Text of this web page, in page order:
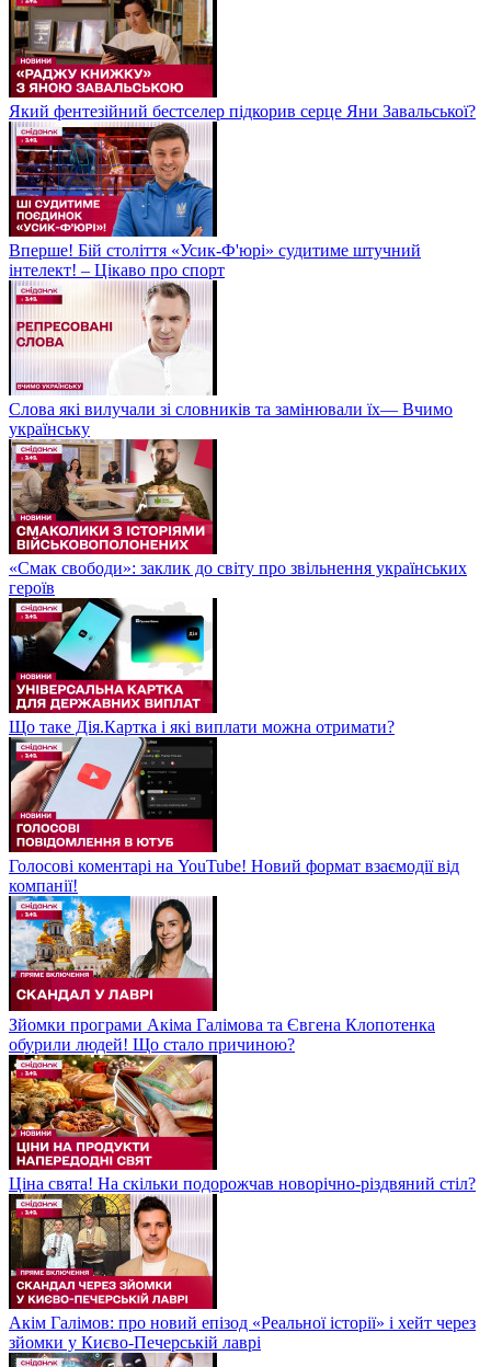
Який фентезійний бестселер підкорив серце Яни Завальської?
Вперше! Бій століття «Усик-Ф'юрі» судитиме штучний
інтелект! – Цікаво про спорт
Слова які вилучали зі словників та замінювали їх— Вчимо
українську
«Смак свободи»: заклик до світу про звільнення українських
героїв
Що таке Дія.Картка і які виплати можна отримати?
Голосові коментарі на YouTube! Новий формат взаємодії від
компанії!
Зйомки програми Акіма Галімова та Євгена Клопотенка
обурили людей! Що стало причиною?
Ціна свята! На скільки подорожчав новорічно-різдвяний стіл?
Акім Галімов: про новий епізод «Реальної історії» і хейт через
зйомки у Києво-Печерській лаврі